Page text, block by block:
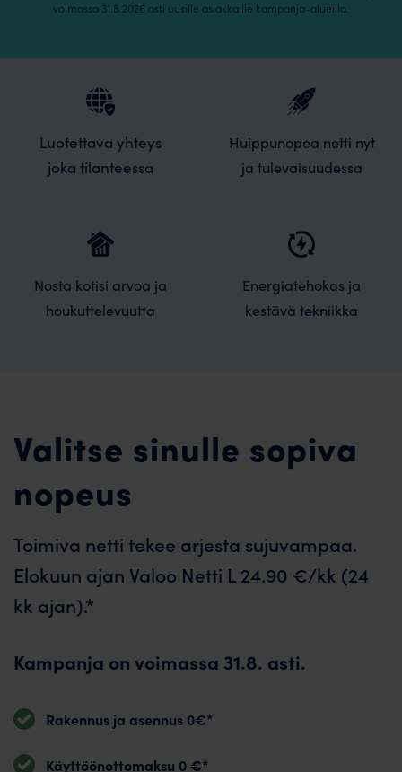
voimassa 31.8.2026 asti uusille asiakkaille kampanja-alueilla.
Luotettava yhteys
joka tilanteessa
Huippunopea netti nyt
ja tulevaisuudessa
Nosta kotisi arvoa ja
houkuttelevuutta
Energiatehokas ja
kestävä tekniikka
Valitse sinulle sopiva
nopeus
Toimiva netti tekee arjesta sujuvampaa.
Elokuun ajan Valoo Netti L 24.90 €/kk (24
kk ajan).*
Kampanja on voimassa 31.8. asti.
Rakennus ja asennus 0€*
Käyttöönottomaksu 0 €*